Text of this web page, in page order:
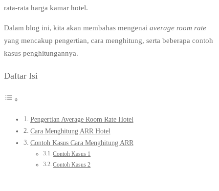
rata-rata harga kamar hotel.
Dalam blog ini, kita akan membahas mengenai average room rate
yang mencakup pengertian, cara menghitung, serta beberapa contoh
kasus penghitungannya.
Daftar Isi
Pengertian Average Room Rate Hotel
Cara Menghitung ARR Hotel
Contoh Kasus Cara Menghitung ARR
Contoh Kasus 1
Contoh Kasus 2